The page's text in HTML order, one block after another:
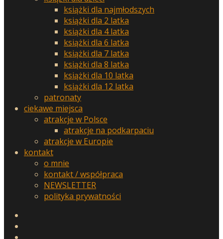
książki dla najmłodszych
książki dla 2 latka
książki dla 4 latka
książki dla 6 latka
książki dla 7 latka
książki dla 8 latka
książki dla 10 latka
książki dla 12 latka
patronaty
ciekawe miejsca
atrakcje w Polsce
atrakcje na podkarpaciu
atrakcje w Europie
kontakt
o mnie
kontakt / współpraca
NEWSLETTER
polityka prywatności